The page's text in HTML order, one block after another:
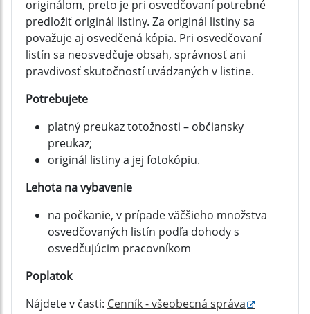
originálom, preto je pri osvedčovaní potrebné
predložiť originál listiny. Za originál listiny sa
považuje aj osvedčená kópia. Pri osvedčovaní
listín sa neosvedčuje obsah, správnosť ani
pravdivosť skutočností uvádzaných v listine.
Potrebujete
platný preukaz totožnosti – občiansky
preukaz;
originál listiny a jej fotokópiu.
Lehota na vybavenie
na počkanie, v prípade väčšieho množstva
osvedčovaných listín podľa dohody s
osvedčujúcim pracovníkom
Poplatok
Nájdete v časti: Cenník - všeobecná správa